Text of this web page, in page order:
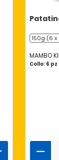
150g (6 x
MAMBO
Collo: 6 pz